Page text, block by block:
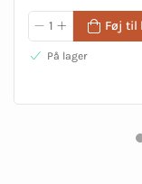
Føj til
På lager